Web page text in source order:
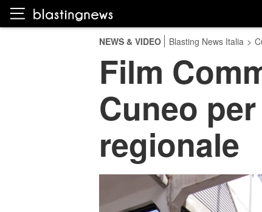
NEWS & VIDEO Blasting News Italia >
Film
Cuneo
regionale